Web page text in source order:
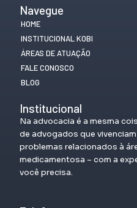
Navegue
HOME
INSTITUCIONAL KOBI
ÁREAS DE ATUAÇÃO
FALE CONOSCO
BLOG
Institucional
Na advocacia é a mesma
de advogados que
problemas relacionados à
medicamentosa – com a
você precisa.